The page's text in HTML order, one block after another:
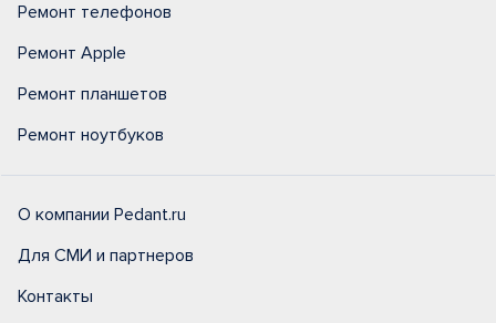
Ремонт телефонов
Ремонт Apple
Ремонт планшетов
Ремонт ноутбуков
О компании Pedant.ru
Для СМИ и партнеров
Контакты